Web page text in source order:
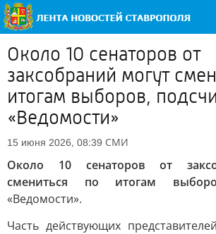
Около 10 сенаторов от
заксобраний могут
итогам выборов,
«Ведомости»
15 июня 2026, 08:39 СМИ
Около 10 сенаторов от
смениться по итогам
«Ведомости».
Часть действующих